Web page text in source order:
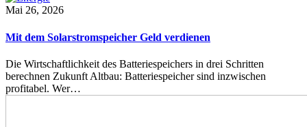
Mai 26, 2026
Mit dem Solarstromspeicher Geld verdienen
Die Wirtschaftlichkeit des Batteriespeichers in drei Schritten
berechnen Zukunft Altbau: Batteriespeicher sind inzwischen
profitabel. Wer…